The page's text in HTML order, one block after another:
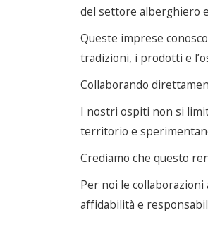
del settore alberghiero
Queste imprese
tradizioni, i prodotti e
Collaborando
I nostri ospiti non si
territorio e
Crediamo che questo
Per noi le
affidabilità e